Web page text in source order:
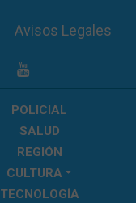
Avisos Legales
POLICIAL
SALUD
REGIÓN
CULTURA
TECNOLOGÍA